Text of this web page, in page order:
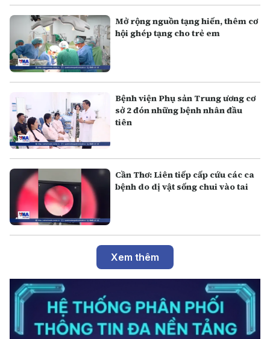
Mở rộng nguồn tạng hiến, thêm cơ
hội ghép tạng cho trẻ em
Bệnh viện Phụ sản Trung ương cơ
sở 2 đón những bệnh nhân đầu
tiên
Cần Thơ: Liên tiếp cấp cứu các ca
bệnh do dị vật sống chui vào tai
Xem thêm